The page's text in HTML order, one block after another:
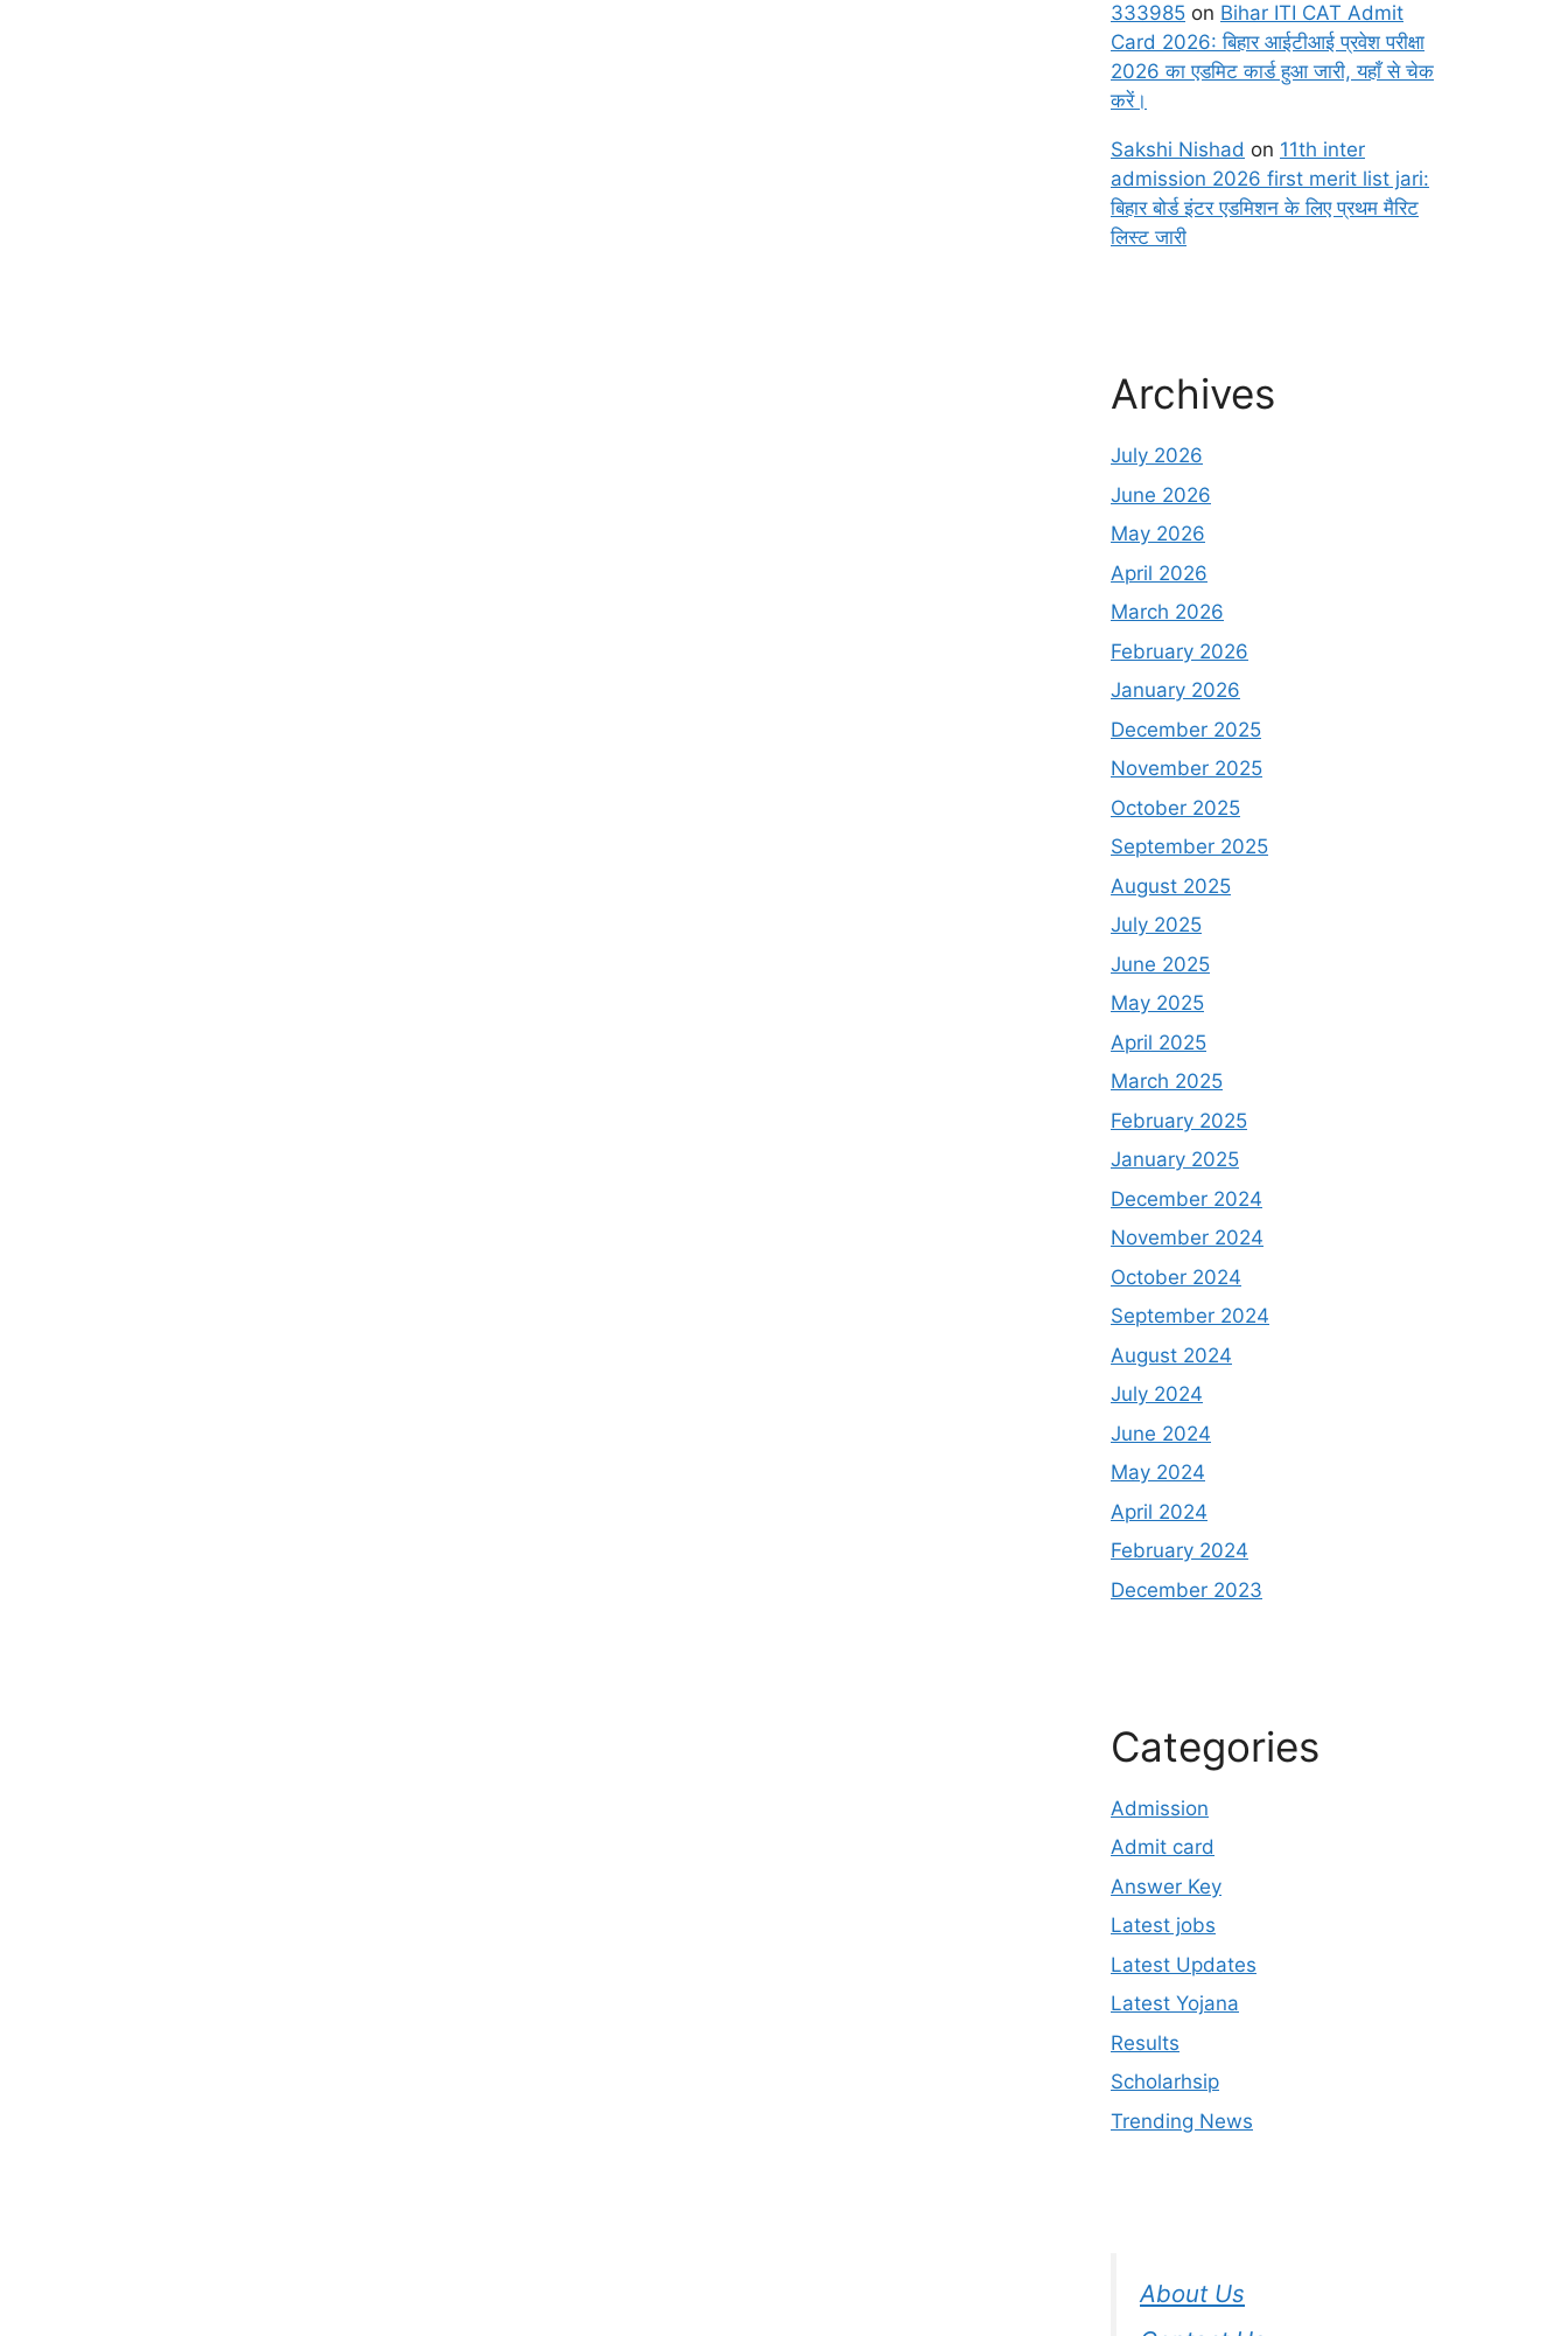
333985 on Bihar ITI CAT Admit
Card 2026: बिहार आईटीआई प्रवेश परीक्षा
2026 का एडमिट कार्ड हुआ जारी, यहाँ से चेक
करें।
Sakshi Nishad on 11th inter
admission 2026 first merit list jari:
बिहार बोर्ड इंटर एडमिशन के लिए प्रथम मैरिट
लिस्ट जारी
Archives
July 2026
June 2026
May 2026
April 2026
March 2026
February 2026
January 2026
December 2025
November 2025
October 2025
September 2025
August 2025
July 2025
June 2025
May 2025
April 2025
March 2025
February 2025
January 2025
December 2024
November 2024
October 2024
September 2024
August 2024
July 2024
June 2024
May 2024
April 2024
February 2024
December 2023
Categories
Admission
Admit card
Answer Key
Latest jobs
Latest Updates
Latest Yojana
Results
Scholarhsip
Trending News
About Us